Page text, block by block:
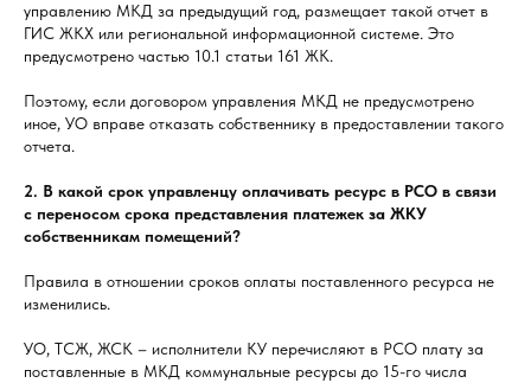
управлению МКД за предыдущий год, размещает такой отчет в
ГИС ЖКХ или региональной информационной системе. Это
предусмотрено частью 10.1 статьи 161 ЖК.
Поэтому, если договором управления МКД не предусмотрено
иное, УО вправе отказать собственнику в предоставлении такого
отчета.
2. В какой срок управленцу оплачивать ресурс в РСО в связи
с переносом срока представления платежек за ЖКУ
собственникам помещений?
Правила в отношении сроков оплаты поставленного ресурса не
изменились.
УО, ТСЖ, ЖСК – исполнители КУ перечисляют в РСО плату за
поставленные в МКД коммунальные ресурсы до 15-го числа